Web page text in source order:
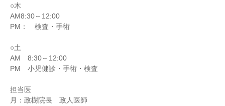
○木
AM8:30～12:00
PM： 検査・手術
○土
AM 8:30～12:00
PM 小児健診・手術・検査
担当医
月：政樹院長 政人医師